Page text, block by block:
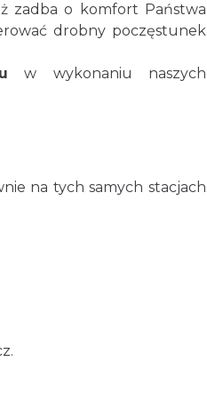
zadba o komfort Państwa
drobny poczęstunek
w wykonaniu naszych
na tych samych stacjach
.